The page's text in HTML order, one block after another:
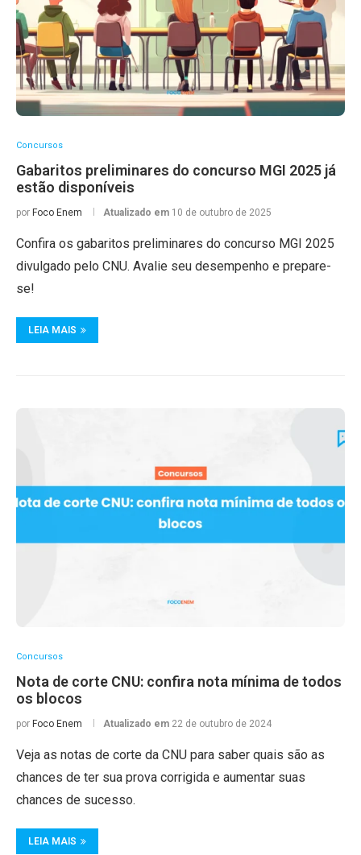
Concursos
Gabaritos preliminares do concurso MGI 2025 já
estão disponíveis
por Foco Enem Atualizado em 10 de outubro de 2025
Confira os gabaritos preliminares do concurso MGI 2025
divulgado pelo CNU. Avalie seu desempenho e prepare-
se!
LEIA MAIS
Concursos
Nota de corte CNU: confira nota mínima de todos
os blocos
por Foco Enem Atualizado em 22 de outubro de 2024
Veja as notas de corte da CNU para saber quais são as
chances de ter sua prova corrigida e aumentar suas
chances de sucesso.
LEIA MAIS